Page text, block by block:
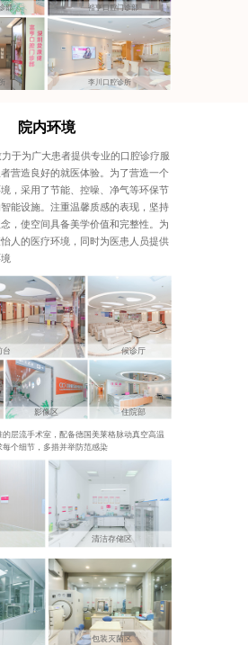
部 裕亨口腔门诊部
李川口腔诊所
院内环境
于为广大患者提供专业的口腔诊疗服
营造良好的就医体验。为了营造一个
，采用了节能、控噪、净气等环保节
能设施。注重温馨质感的表现，坚持
，使空间具备美学价值和完整性。为
人的医疗环境，同时为医患人员提供
台 候诊厅
影像区 住院部
层流手术室，配备德国美莱格脉动真空高温
个细节，多措并举防范感染
清洁存储区
包装灭菌区